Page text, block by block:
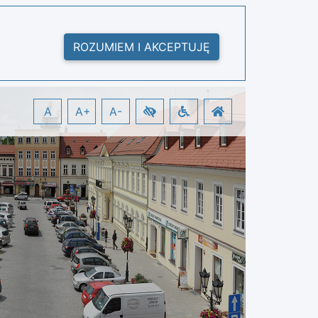
ROZUMIEM I AKCEPTUJĘ
A A+ A-